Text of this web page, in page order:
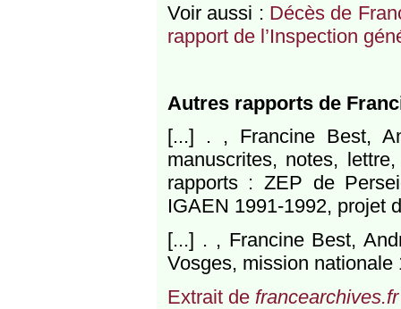
Voir aussi : Décès de
rapport de l’Inspection
Autres rapports de
[...] . , Francine Best,
manuscrites, notes,
rapports : ZEP de
IGAEN 1991-1992, projet
[...] . , Francine Best,
Vosges, mission nationale
Extrait de francearchives.fr